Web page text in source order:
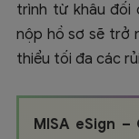
trình từ khâu đối
nộp hồ sơ sẽ trở
thiểu tối đa các
MISA eSign